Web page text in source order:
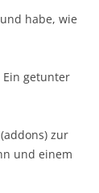
habe, wie
Ein getunter
zur
und einem